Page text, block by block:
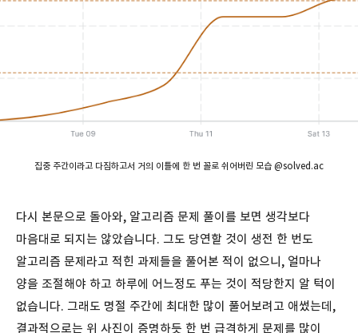
집중 주간이라고 다짐하고서 거의 이틀에 한 번 꼴로 쉬어버린 모습 @solved.ac
다시 본문으로 돌아와, 알고리즘 문제 풀이를 보면 생각보다
마음대로 되지는 않았습니다. 그도 당연할 것이 생전 한 번도
알고리즘 문제라고 적힌 과제들을 풀어본 적이 없으니, 얼마나
양을 조절해야 하고 하루에 어느정도 푸는 것이 적당한지 알 턱이
없습니다. 그래도 명절 주간에 최대한 많이 풀어보려고 애썼는데,
결과적으로는 위 사진이 증명하듯 한 번 급격하게 문제를 많이